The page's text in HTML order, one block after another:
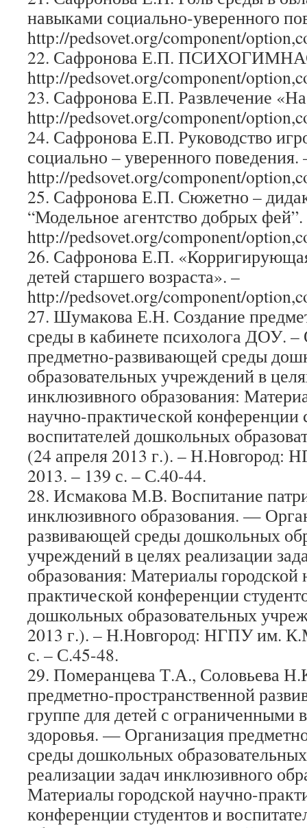
навыками социально-уверенного
http://pedsovet.org/component/
22. Сафронова Е.П.
http://pedsovet.org/component/
23. Сафронова Е.П. Развлечение
http://pedsovet.org/component/
24. Сафронова Е.П. Руководство
социально – уверенного поведения.
http://pedsovet.org/component/
25. Сафронова Е.П. Сюжетно –
“Модельное агентство добрых фей”.
http://pedsovet.org/component/
26. Сафронова Е.П.
детей старшего возраста». –
http://pedsovet.org/component/
27. Шумакова Е.Н. Создание
среды в кабинете психолога ДОУ. –
предметно-развивающей среды
образовательных учреждений в
инклюзивного образования:
научно-практической конференции
воспитателей дошкольных
(24 апреля 2013 г.). –
2013. – 139 с. – С.40-44.
28. Исмакова М.В. Воспитание
инклюзивного образования. —
развивающей среды дошкольных
учреждений в целях реализации
образования: Материалы городской
практической конференции
дошкольных образовательных
2013 г.). – Н.Новгород: НГПУ им.
с. – С.45-48.
29. Померанцева Т.А., Соловьева
предметно-пространственной
группе для детей с ограниченными
здоровья. — Организация
среды дошкольных
реализации задач инклюзивного
Материалы городской научно-
конференции студентов и